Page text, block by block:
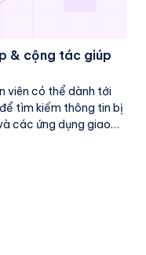
& cộng tác giúp
viên có thể dành tới
tìm kiếm thông tin bị
các ứng dụng giao